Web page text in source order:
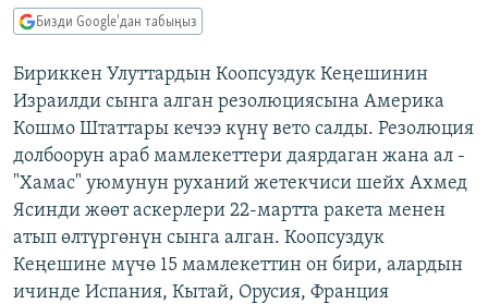
ДАНИСТЕ
ЭЖЕ-СИҢДИЛЕР
АЗАТТЫК+
ЫҢГАЙСЫЗ СУРООЛОР
ОНЛАЙН ШЕРИНЕ
ЭЕ/АРнун бардык сайттары
Бизди Google'дан табыңыз
Бириккен Улуттардын Коопсуздук Кеңешинин
Израилди сынга алган резолюциясына Америка
Кошмо Штаттары кечээ күнү вето салды. Резолюция
долбоорун араб мамлекеттери даярдаган жана ал -
"Хамас" уюмунун руханий жетекчиси шейх Ахмед
Ясинди жөөт аскерлери 22-мартта ракета менен
атып өлтүргөнүн сынга алган. Коопсуздук
Кеңешине мүчө 15 мамлекеттин он бири, алардын
ичинде Испания, Кытай, Орусия, Франция